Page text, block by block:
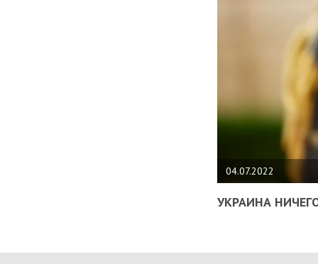
04.07.2022
УКРАИНА